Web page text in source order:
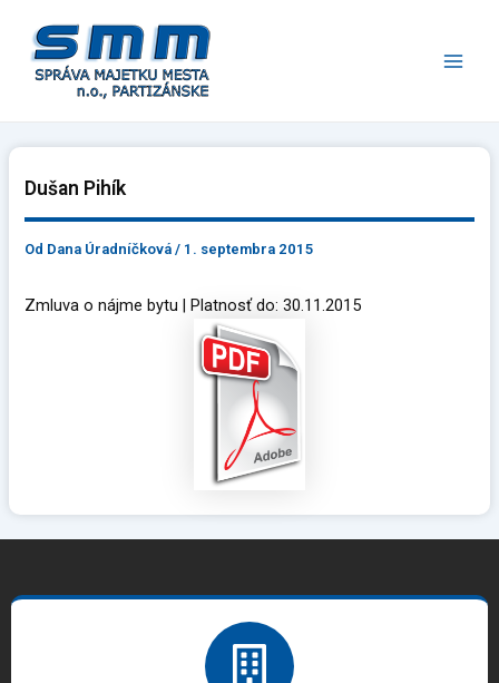
obsah
Dušan Pihík
Od Dana Úradníčková/ 1. septembra 2015
Zmluva o nájme bytu | Platnosť do: 30.11.2015